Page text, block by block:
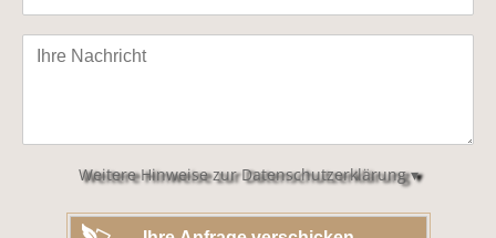
Bitte
lasse
leer.Weitere Hinweise zur Datenschutzerklärung ▾